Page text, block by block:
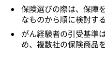
保険選びの際は、保障
なものから順に検討す
がん経験者の引受基準
め、複数社の保険商品